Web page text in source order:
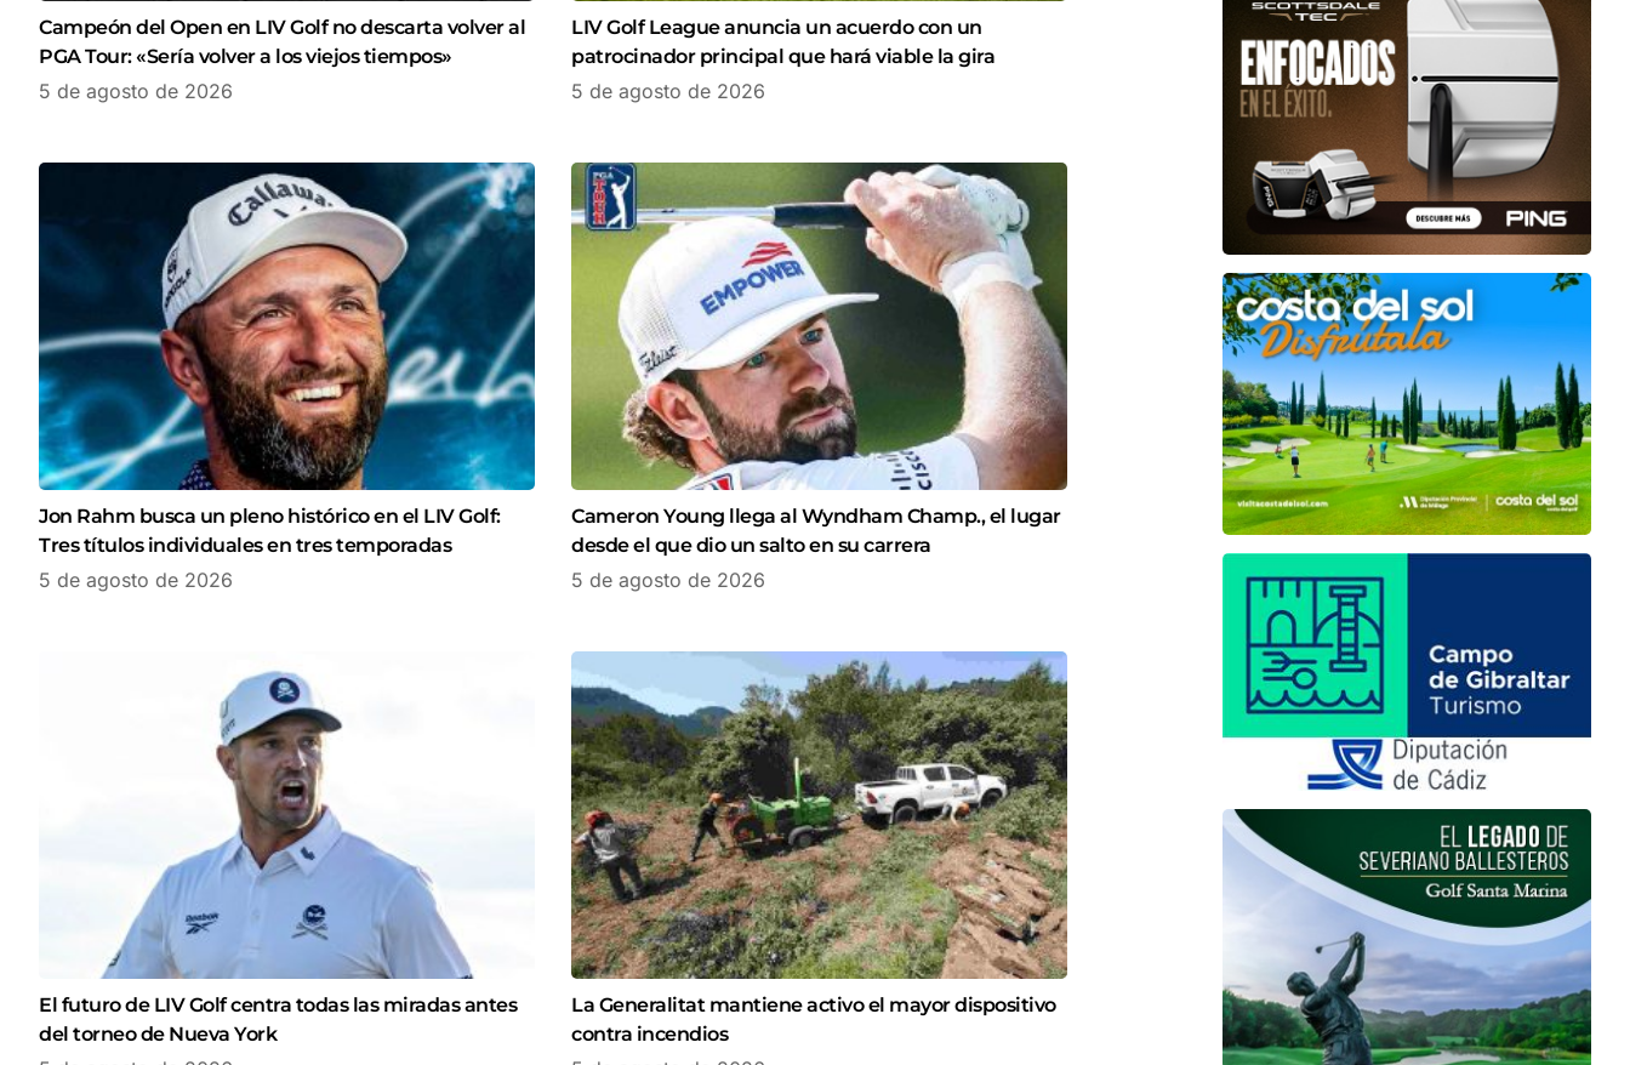
Campeón del Open en LIV Golf no descarta volver al
PGA Tour: «Sería volver a los viejos tiempos»
5 de agosto de 2026
LIV Golf League anuncia un acuerdo con un
patrocinador principal que hará viable la gira
5 de agosto de 2026
Jon Rahm busca un pleno histórico en el LIV Golf:
Tres títulos individuales en tres temporadas
5 de agosto de 2026
Cameron Young llega al Wyndham Champ., el lugar
desde el que dio un salto en su carrera
5 de agosto de 2026
El futuro de LIV Golf centra todas las miradas antes
del torneo de Nueva York
La Generalitat mantiene activo el mayor dispositivo
contra incendios